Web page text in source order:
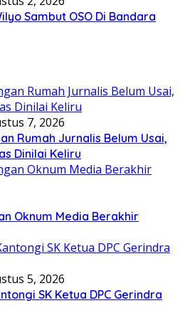
Sambut OSO Di Bandara
7, 2026
Rumah Jurnalis Belum Usai,
Dinilai Keliru
Oknum Media Berakhir
5, 2026
SK Ketua DPC Gerindra